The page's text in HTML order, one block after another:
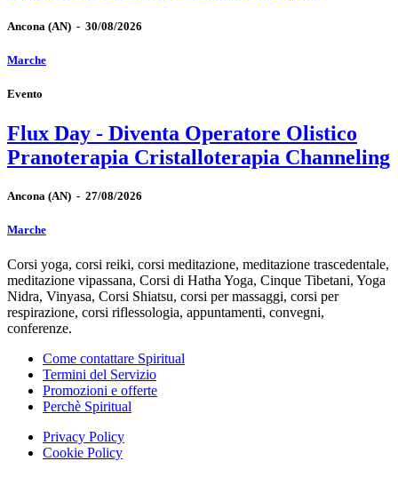
Ancona (AN) - 30/08/2026
Marche
Evento
Flux Day - Diventa Operatore Olistico
Pranoterapia Cristalloterapia Channeling
Ancona (AN) - 27/08/2026
Marche
Corsi yoga, corsi reiki, corsi meditazione, meditazione trascedentale,
meditazione vipassana, Corsi di Hatha Yoga, Cinque Tibetani, Yoga
Nidra, Vinyasa, Corsi Shiatsu, corsi per massaggi, corsi per
respirazione, corsi riflessologia, appuntamenti, convegni,
conferenze.
Come contattare Spiritual
Termini del Servizio
Promozioni e offerte
Perchè Spiritual
Privacy Policy
Cookie Policy